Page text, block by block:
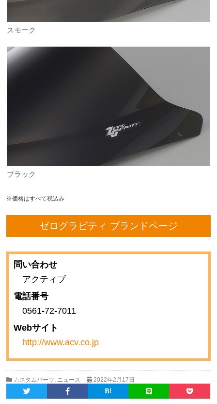
スモーク
ブラック
※価格はすべて税込み
ゼログラビティ ブランドページ
問い合わせ
アクティブ
電話番号
0561-72-7011
Webサイト
http://www.acv.co.jp
カスタムパーツ, ニュース 2022年2月17日